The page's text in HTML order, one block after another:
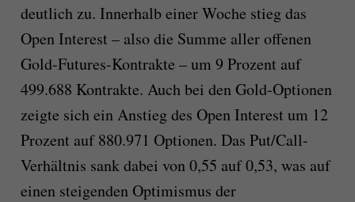
deutlich zu. Innerhalb einer Woche stieg das
Open Interest – also die Summe aller offenen
Gold-Futures-Kontrakte – um 9 Prozent auf
499.688 Kontrakte. Auch bei den Gold-Optionen
zeigte sich ein Anstieg des Open Interest um 12
Prozent auf 880.971 Optionen. Das Put/Call-
Verhältnis sank dabei von 0,55 auf 0,53, was auf
einen steigenden Optimismus der